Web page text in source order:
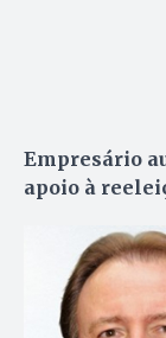
Empresário
apoio à